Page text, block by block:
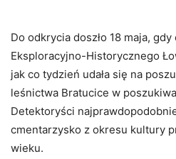
Do odkrycia doszło 18 maja,
Eksploracyjno-Historycznego
jak co tydzień udała się na
leśnictwa Bratucice w
Detektoryści
cmentarzysko z okresu kultury
wieku.